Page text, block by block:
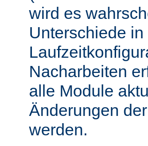
wird es
Unterschiede
Nacharbeiten
alle Module
Änderungen
werden.